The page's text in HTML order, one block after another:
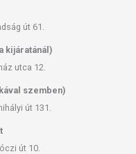
út 61.
kijáratánál)
utca 12.
szemben)
út 131.
út 10.